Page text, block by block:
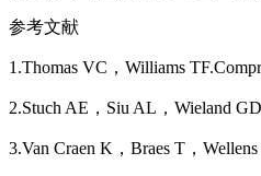
参考文献
1.Thomas VC，Williams
2.Stuch AE，Siu AL，Wieland
3.Van Craen K，Braes T，